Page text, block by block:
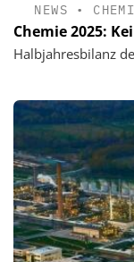
NEWS •
Chemie 2025:
Halbjahresbilanz